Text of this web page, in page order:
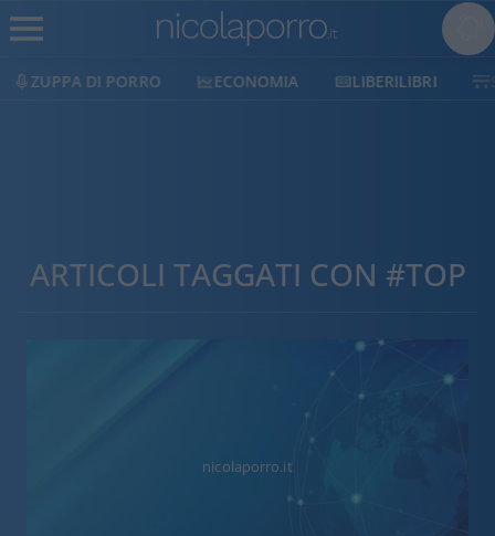
ZUPPA DI PORRO ECONOMIA LIBERILIBRI
ARTICOLI TAGGATI CON #TOP
nicolaporro.it